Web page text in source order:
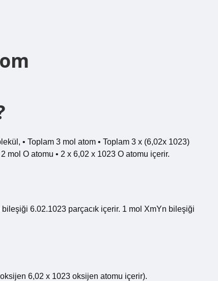
• Toplam 3 mol atom • Toplam 3 x (6,02x 1023)
mol O atomu • 2 x 6,02 x 1023 O atomu içerir.
6.02.1023 parçacık içerir. 1 mol XmYn bileşiği
6,02 x 1023 oksijen atomu içerir).